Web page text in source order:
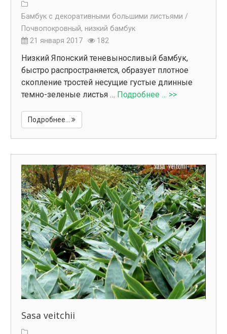
Бамбук с декоративными большими листьями /
Почвопокровный, низкий бамбук
21 января 2017
182
Низкий Японский теневыносливый бамбук,
быстро распространяется, образует плотное
скопление тростей несущие густые длинные
темно-зеленые листья … Подробнее … >>
Подробнее...
Sasa veitchii